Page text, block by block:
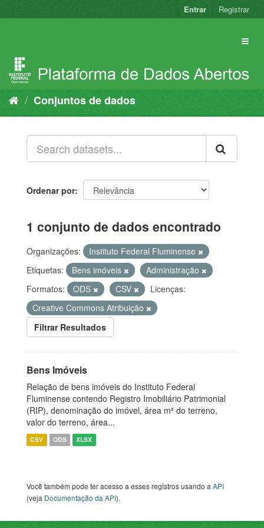
para
Entrar Registrar
Conjuntos de dados
Ordenar por
1 conjunto de dados encontrado
Organizações:
Instituto Federal Fluminense
Etiquetas:
Bens imóveis
Administração
Formatos:
ODS CSV
Licenças:
Creative Commons Atribuição
Filtrar Resultados
Bens Imóveis
Relação de bens imóveis do Instituto Federal
Fluminense contendo Registro Imobiliário Patrimonial
(RIP), denominação do imóvel, área m² do terreno,
valor do terreno, área...
CSV ODS XLSX
Você também pode ter acesso a esses registros usando aAPI
(veja Documentação da API).